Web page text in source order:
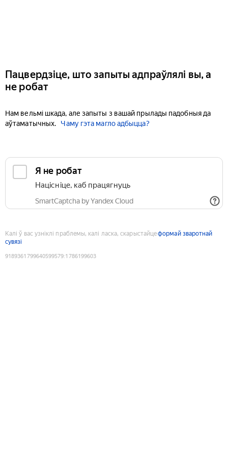
Пацвердзіце, што запыты адпраўлялі вы, а
не робат
Нам вельмі шкада, але запыты з вашай прылады падобныя да
аўтаматычных.
Чаму гэта магло адбыцца?
Я не робат
Націсніце, каб працягнуць
SmartCaptcha by Yandex Cloud
Калі ў вас узніклі праблемы, калі ласка, скарыстайцеформай зваротнай
сувязі
9189361799640599579:1786199603